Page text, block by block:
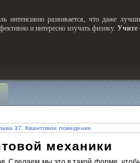
интенсивно развивается, что даже
и интересно изучать физику. Учите
37. Квантовое поведение
механики